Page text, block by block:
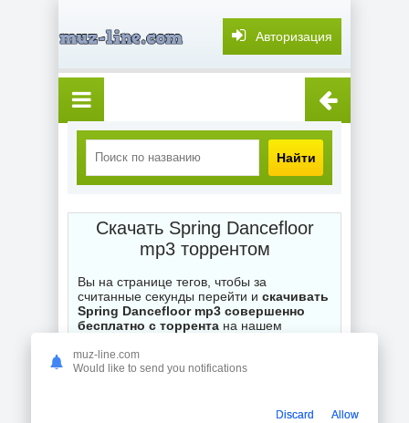
Авторизация
Найти
Скачать Spring Dancefloor
mp3 торрентом
Вы на странице тегов, чтобы за
считанные секунды перейти и скачивать
Spring Dancefloor mp3 совершенно
бесплатно с торрента на нашем
файл на сайте ожидает ваших загрузок,
при возникновении вопросов по поводу
гарантируем исправность Вашего
muz-line.com
Would like to send you notifications
Discard Allow